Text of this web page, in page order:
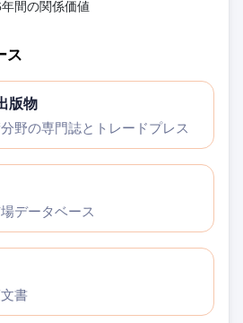
間の関係価値
ス
版物
野の専門誌とトレードプレス
データベース
書